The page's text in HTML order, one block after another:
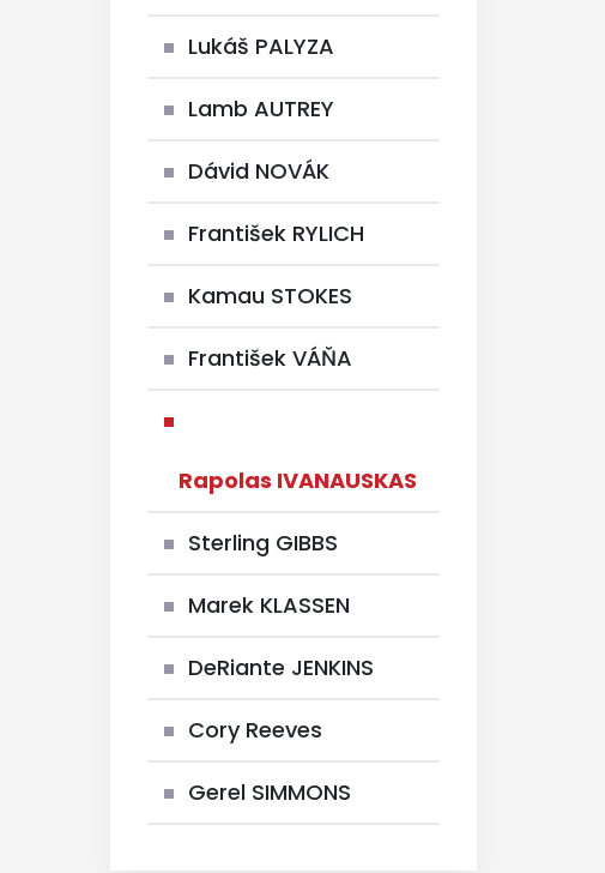
Lukáš PALYZA
Lamb AUTREY
Dávid NOVÁK
František RYLICH
Kamau STOKES
František VÁŇA
Rapolas IVANAUSKAS
Sterling GIBBS
Marek KLASSEN
DeRiante JENKINS
Cory Reeves
Gerel SIMMONS